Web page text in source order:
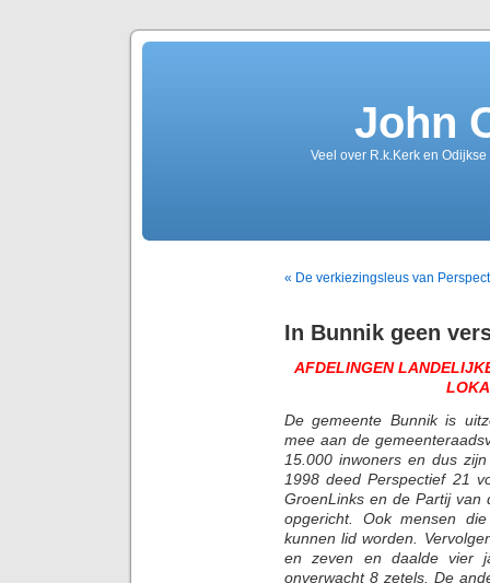
John
Veel over R.k.Kerk en
« De verkiezingsleus van
In Bunnik geen
AFDELINGEN
De gemeente Bunnik is
mee aan de
15.000 inwoners en dus
1998 deed Perspectief 21
GroenLinks en de Partij van
opgericht. Ook mensen
kunnen lid worden.
en zeven en daalde vier
onverwacht 8 zetels. De